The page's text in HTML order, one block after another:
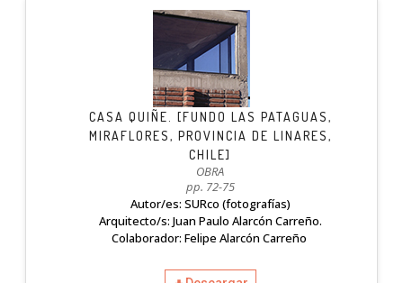
CASA QUIÑE. [FUNDO LAS PATAGUAS,
MIRAFLORES, PROVINCIA DE LINARES,
CHILE]
OBRA
pp. 72-75
Autor/es: SURco (fotografías)
Arquitecto/s: Juan Paulo Alarcón Carreño.
Colaborador: Felipe Alarcón Carreño